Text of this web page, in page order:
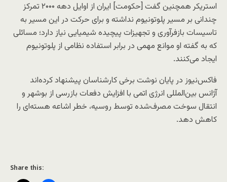
استریکر همچنین گفت [حکومت] ایران از اوایل دهه ۲۰۰۰ تمرکز
چندانی بر مسیر پلوتونیوم نداشته و برای حرکت در این مسیر به
تاسیسات بازفرآوری و تجهیزات پیچیده شیمیایی نیاز دارد؛ مسائلی
که به گفته او موانع مهمی در برابر استفاده نظامی از پلوتونیوم
ایجاد می‌کنند.
فاکس‌نیوز در پایان نوشت برخی کارشناسان پیشنهاد کرده‌اند
آژانس بین‌المللی انرژی اتمی با افزایش دفعات بازرسی از بوشهر و
انتقال سوخت مصرف‌شده توسط روسیه، خطر اشاعه هسته‌ای را
کاهش دهد.
Share this: